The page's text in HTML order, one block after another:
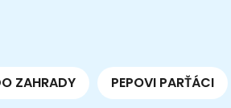
ZAHRADY PEPOVI PARŤÁCI